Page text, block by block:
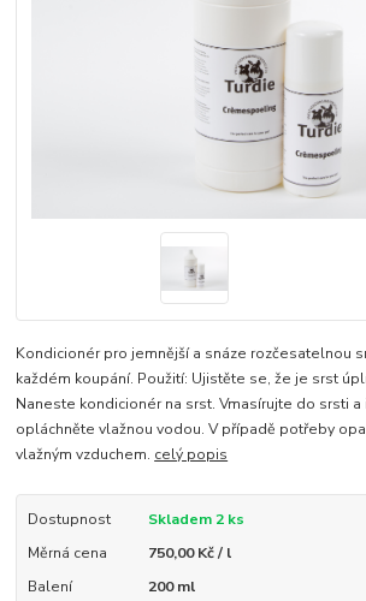
Kondicionér pro jemnější a snáze rozčesatelnou
každém koupání. Použití: Ujistěte se, že je srst
Naneste kondicionér na srst. Vmasírujte do srsti
opláchněte vlažnou vodou. V případě potřeby
vlažným vzduchem. celý popis
Dostupnost
Skladem 2 ks
Měrná cena
750,00 Kč / l
Balení
200 ml